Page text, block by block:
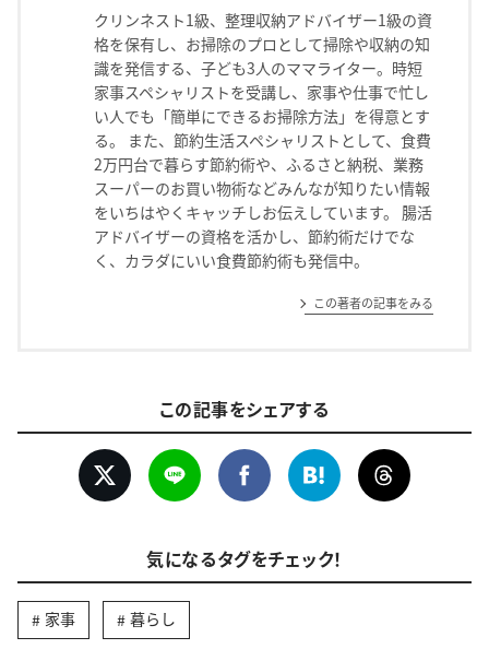
クリンネスト1級、整理収納アドバイザー1級の資
格を保有し、お掃除のプロとして掃除や収納の知
識を発信する、子ども3人のママライター。時短
家事スペシャリストを受講し、家事や仕事で忙し
い人でも「簡単にできるお掃除方法」を得意とす
る。 また、節約生活スペシャリストとして、食費
2万円台で暮らす節約術や、ふるさと納税、業務
スーパーのお買い物術などみんなが知りたい情報
をいちはやくキャッチしお伝えしています。 腸活
アドバイザーの資格を活かし、節約術だけでな
く、カラダにいい食費節約術も発信中。
この著者の記事をみる
この記事をシェアする
気になるタグをチェック！
家事 暮らし